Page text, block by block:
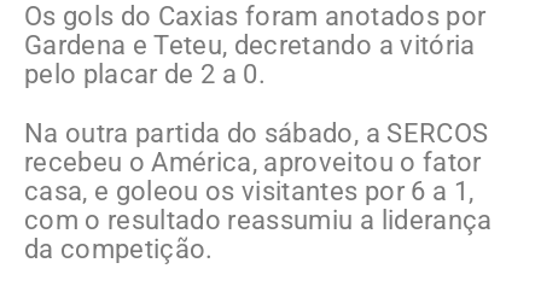
Os gols do Caxias foram anotados por
Gardena e Teteu, decretando a vitória
pelo placar de 2 a 0.
Na outra partida do sábado, a SERCOS
recebeu o América, aproveitou o fator
casa, e goleou os visitantes por 6 a 1,
com o resultado reassumiu a liderança
da competição.